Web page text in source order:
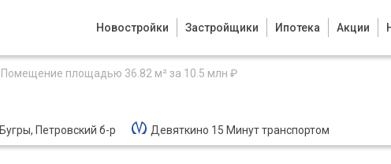
Новостройки Застройщики Ипотека Акции
Помещение площадью 36.82 м² за 10.5 млн ₽
Бугры, Петровский б-р Девяткино 15 Минут транспортом